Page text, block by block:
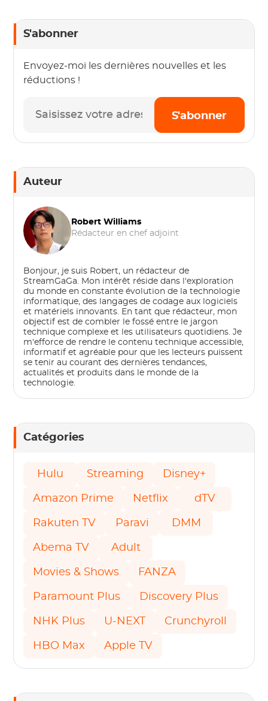
S'abonner
Envoyez-moi les dernières nouvelles et les
réductions !
S'abonner
Auteur
Robert Williams
Rédacteur en chef adjoint
Bonjour, je suis Robert, un rédacteur de
StreamGaGa. Mon intérêt réside dans l'exploration
du monde en constante évolution de la technologie
informatique, des langages de codage aux logiciels
et matériels innovants. En tant que rédacteur, mon
objectif est de combler le fossé entre le jargon
technique complexe et les utilisateurs quotidiens. Je
m'efforce de rendre le contenu technique accessible,
informatif et agréable pour que les lecteurs puissent
se tenir au courant des dernières tendances,
actualités et produits dans le monde de la
technologie.
Catégories
Hulu Streaming Disney+
Amazon Prime Netflix dTV
Rakuten TV Paravi DMM
Abema TV Adult
Movies & Shows FANZA
Paramount Plus Discovery Plus
NHK Plus U-NEXT Crunchyroll
HBO Max Apple TV